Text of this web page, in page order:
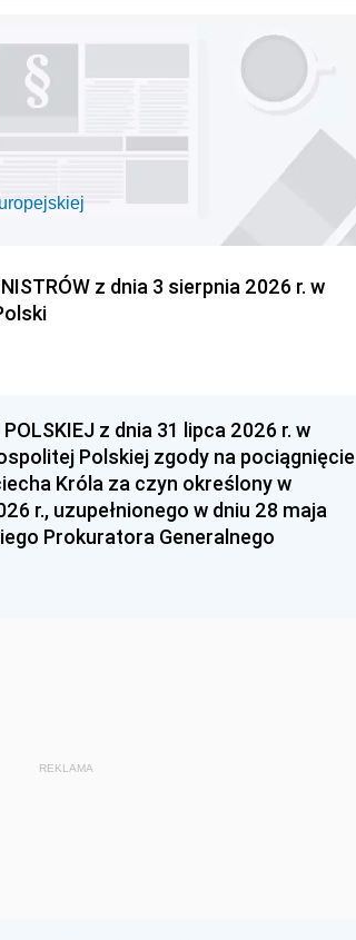
z dnia 3 sierpnia 2026 r. w
z dnia 31 lipca 2026 r. w
Polskiej zgody na pociągnięcie
Króla za czyn określony w
r., uzupełnionego w dniu 28 maja
Prokuratora Generalnego
REKLAMA